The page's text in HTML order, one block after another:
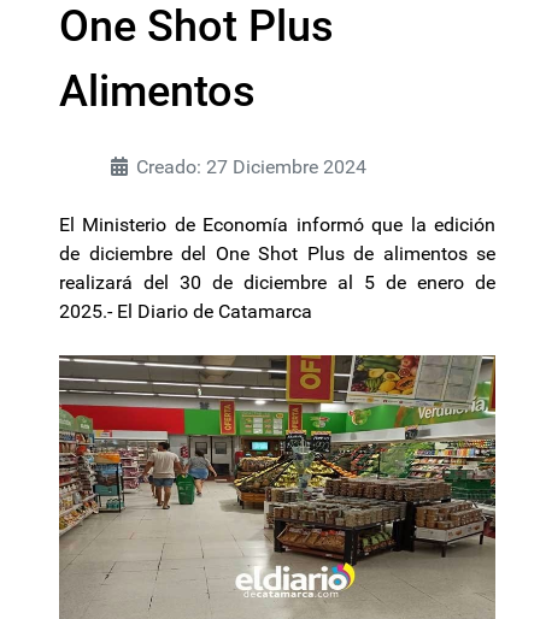
One Shot Plus
Alimentos
Creado: 27 Diciembre 2024
El Ministerio de Economía informó que la edición
de diciembre del One Shot Plus de alimentos se
realizará del 30 de diciembre al 5 de enero de
2025.- El Diario de Catamarca